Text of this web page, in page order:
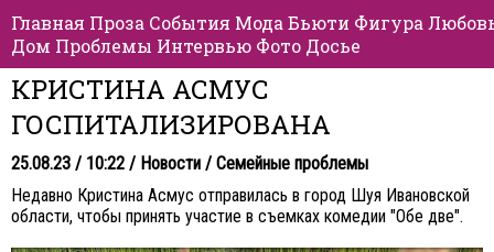
Главная Проза События Мода Бьюти Фигура
Дом Проблемы Интервью Фото Досье
КРИСТИНА АСМУС
ГОСПИТАЛИЗИРОВАНА
25.08.23 / 10:22 / Новости / Семейные проблемы
Недавно Кристина Асмус отправилась в город Шуя Ивановской
области, чтобы принять участие в съемках комедии "Обе две".